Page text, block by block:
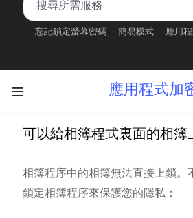
忘記鎖定螢幕密碼 簡易模式 應用
應用程式加
可以給相簿程式裏面的相簿
相簿程序中的相簿無法直接上鎖。
鎖定相簿程序來保護您的隱私：